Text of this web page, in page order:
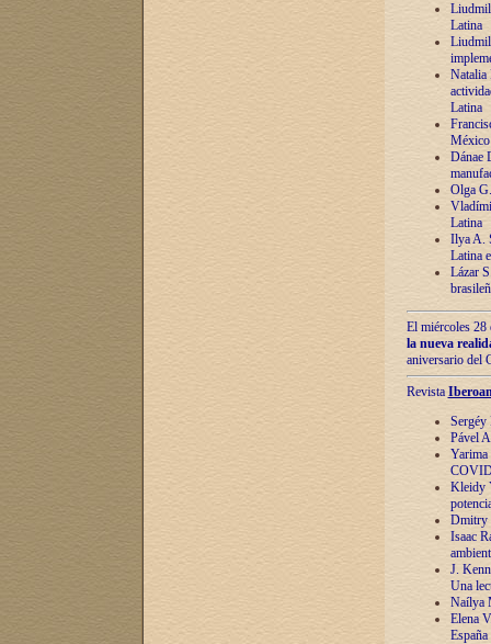
Latina
Natalia
Latina
México
Dánae
Olga
Latina
Ilya A.
Latina
Lázar
El miércoles 28
la nueva
aniversario del
Revista
Sergéy
Pável
Yarima
Kleidy
Dmitry
Isaac
J.
Una
Naílya
Elena
España